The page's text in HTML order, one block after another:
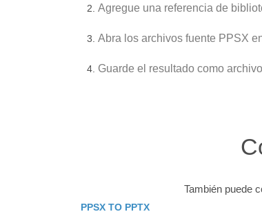
Agregue una referencia de
Abra los archivos fuente PPSX
Guarde el resultado como
También puede
PPSX TO PPTX